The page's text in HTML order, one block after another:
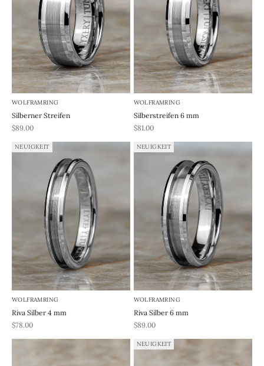
WOLFRAMRING
Silberner Streifen
REA-pris
$89.00
WOLFRAMRING
Silberstreifen 6 mm
REA-pris
$81.00
NEUIGKEIT
WOLFRAMRING
Riva Silber 4 mm
REA-pris
$78.00
NEUIGKEIT
WOLFRAMRING
Riva Silber 6 mm
REA-pris
$89.00
NEUIGKEIT